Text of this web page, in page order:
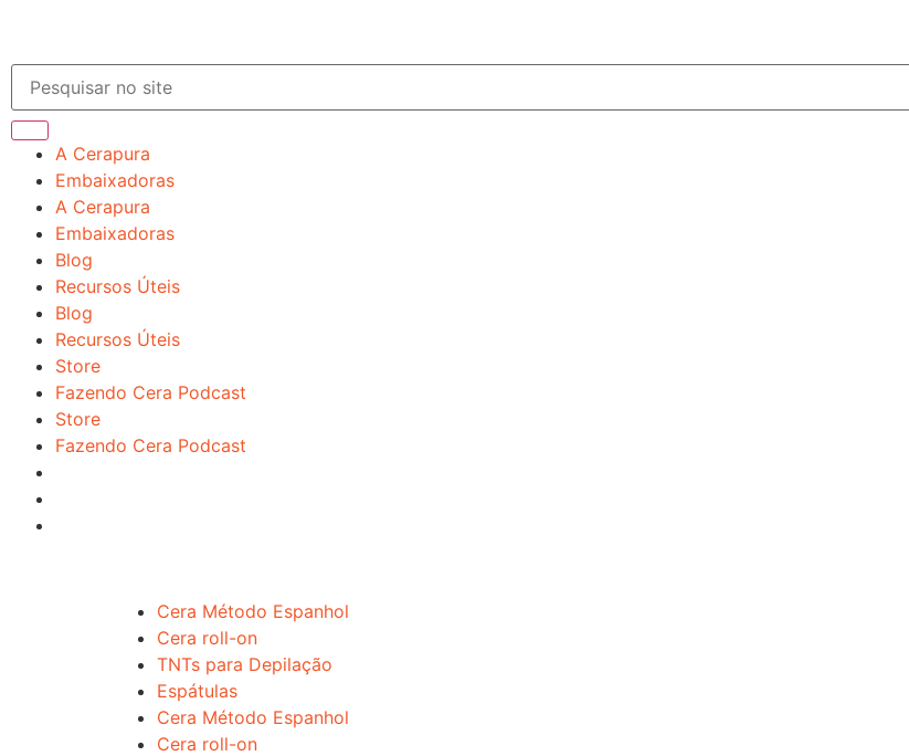
A Cerapura
Embaixadoras
A Cerapura
Embaixadoras
Blog
Recursos Úteis
Blog
Recursos Úteis
Store
Fazendo Cera Podcast
Store
Fazendo Cera Podcast
Cera Método Espanhol
Cera roll-on
TNTs para Depilação
Espátulas
Cera Método Espanhol
Cera roll-on